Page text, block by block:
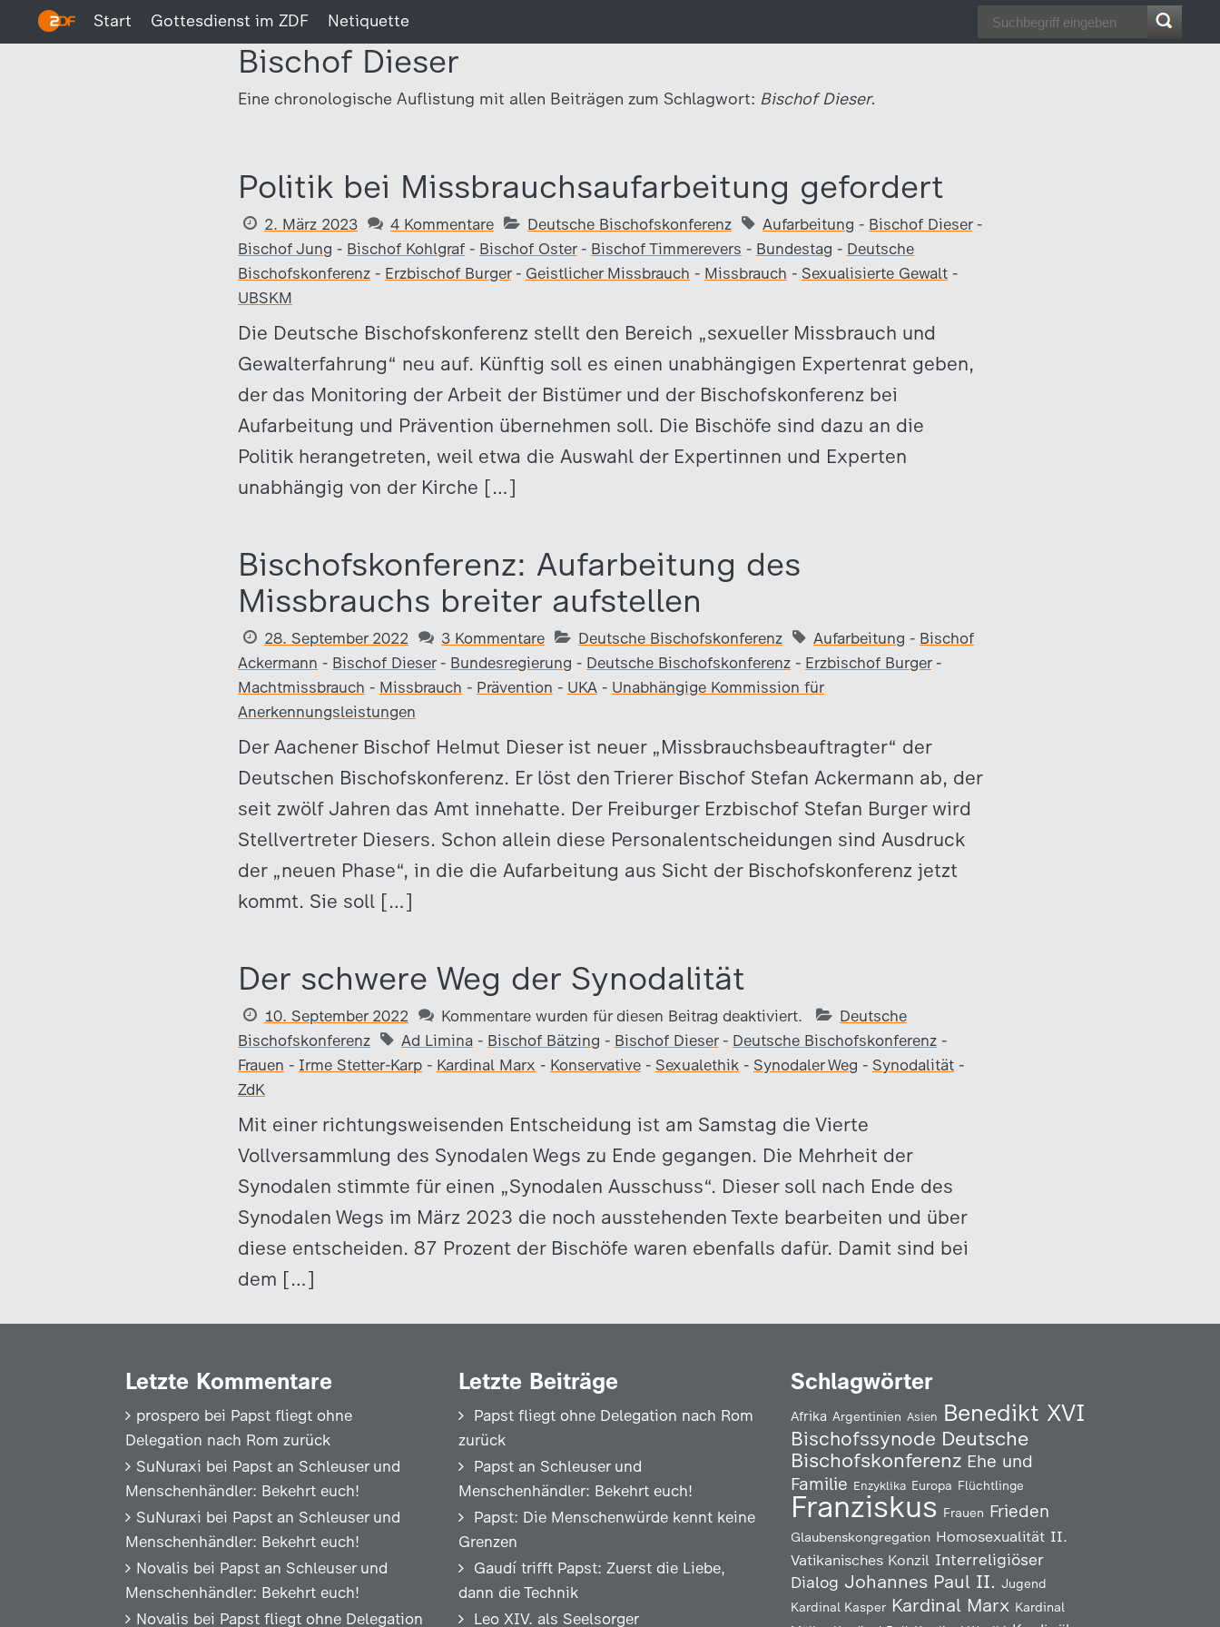
Start Gottesdienst im ZDF Netiquette
Bischof Dieser
Eine chronologische Auflistung mit allen Beiträgen zum Schlagwort: Bischof Dieser.
Politik bei Missbrauchsaufarbeitung gefordert
2. März 2023 4 Kommentare Deutsche Bischofskonferenz Aufarbeitung - Bischof Dieser-
Bischof Jung - Bischof Kohlgraf - Bischof Oster- Bischof Timmerevers - Bundestag - Deutsche
Bischofskonferenz - Erzbischof Burger- Geistlicher Missbrauch - Missbrauch - Sexualisierte Gewalt -
UBSKM
Die Deutsche Bischofskonferenz stellt den Bereich „sexueller Missbrauch und
Gewalterfahrung“ neu auf. Künftig soll es einen unabhängigen Expertenrat geben,
der das Monitoring der Arbeit der Bistümer und der Bischofskonferenz bei
Aufarbeitung und Prävention übernehmen soll. Die Bischöfe sind dazu an die
Politik herangetreten, weil etwa die Auswahl der Expertinnen und Experten
unabhängig von der Kirche […]
Bischofskonferenz: Aufarbeitung des
Missbrauchs breiter aufstellen
28. September 2022 3 Kommentare Deutsche Bischofskonferenz Aufarbeitung - Bischof
Ackermann - Bischof Dieser- Bundesregierung - Deutsche Bischofskonferenz - Erzbischof Burger-
Machtmissbrauch - Missbrauch - Prävention - UKA - Unabhängige Kommission für
Anerkennungsleistungen
Der Aachener Bischof Helmut Dieser ist neuer „Missbrauchsbeauftragter“ der
Deutschen Bischofskonferenz. Er löst den Trierer Bischof Stefan Ackermann ab, der
seit zwölf Jahren das Amt innehatte. Der Freiburger Erzbischof Stefan Burger wird
Stellvertreter Diesers. Schon allein diese Personalentscheidungen sind Ausdruck
der „neuen Phase“, in die die Aufarbeitung aus Sicht der Bischofskonferenz jetzt
kommt. Sie soll […]
Der schwere Weg der Synodalität
10. September 2022 Kommentare wurden für diesen Beitrag deaktiviert.
Deutsche
Bischofskonferenz
Ad Limina - Bischof Bätzing - Bischof Dieser- Deutsche Bischofskonferenz -
Frauen - Irme Stetter-Karp - Kardinal Marx - Konservative - Sexualethik - Synodaler Weg - Synodalität -
ZdK
Mit einer richtungsweisenden Entscheidung ist am Samstag die Vierte
Vollversammlung des Synodalen Wegs zu Ende gegangen. Die Mehrheit der
Synodalen stimmte für einen „Synodalen Ausschuss“. Dieser soll nach Ende des
Synodalen Wegs im März 2023 die noch ausstehenden Texte bearbeiten und über
diese entscheiden. 87 Prozent der Bischöfe waren ebenfalls dafür. Damit sind bei
dem […]
Letzte Kommentare
prospero bei Papst fliegt ohne
Delegation nach Rom zurück
SuNuraxi bei Papst an Schleuser und
Menschenhändler: Bekehrt euch!
SuNuraxi bei Papst an Schleuser und
Menschenhändler: Bekehrt euch!
Novalis bei Papst an Schleuser und
Menschenhändler: Bekehrt euch!
Novalis bei Papst fliegt ohne Delegation
Letzte Beiträge
Papst fliegt ohne Delegation nach Rom
zurück
Papst an Schleuser und
Menschenhändler: Bekehrt euch!
Papst: Die Menschenwürde kennt keine
Grenzen
Gaudí trifft Papst: Zuerst die Liebe,
dann die Technik
Leo XIV. als Seelsorger
Schlagwörter
Afrika Argentinien Asien Benedikt XVI
Bischofssynode Deutsche
Bischofskonferenz Ehe und
Familie Enzyklika Europa Flüchtlinge
Franziskus Frauen Frieden
Glaubenskongregation Homosexualität II.
Vatikanisches Konzil Interreligiöser
Dialog Johannes Paul II. Jugend
Kardinal Kasper Kardinal Marx Kardinal